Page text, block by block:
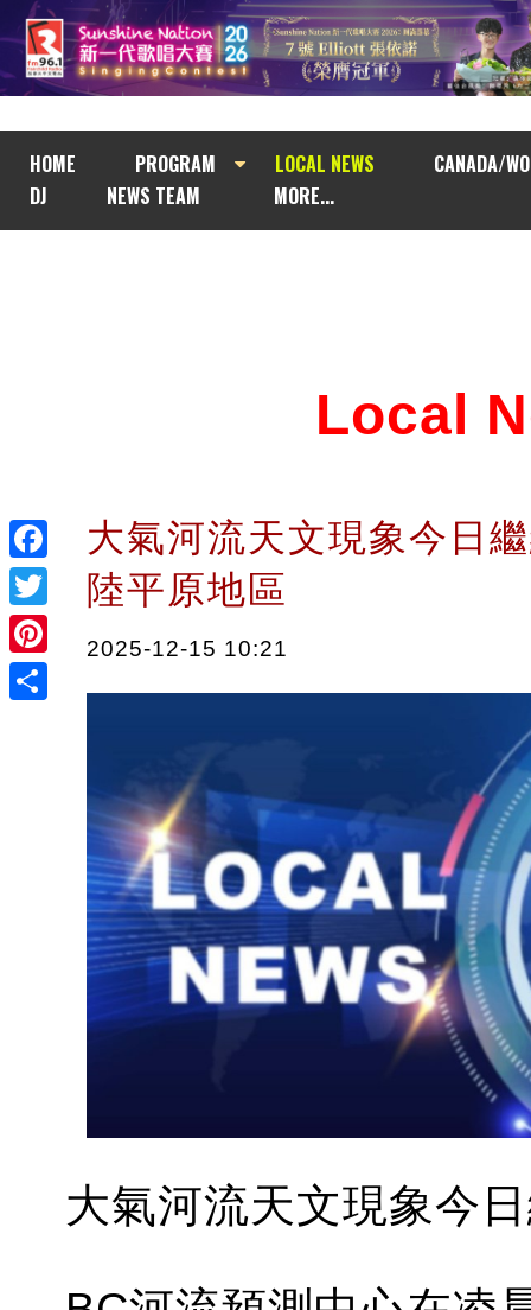
HOME PROGRAM LOCAL NEWS
CANADA/
DJ
NEWS TEAM MORE...
Facebook
Twitter
Pinterest
Local
大氣河流天文現象今日
陸平原地區
2025-12-15 10:21
大氣河流天文現象今